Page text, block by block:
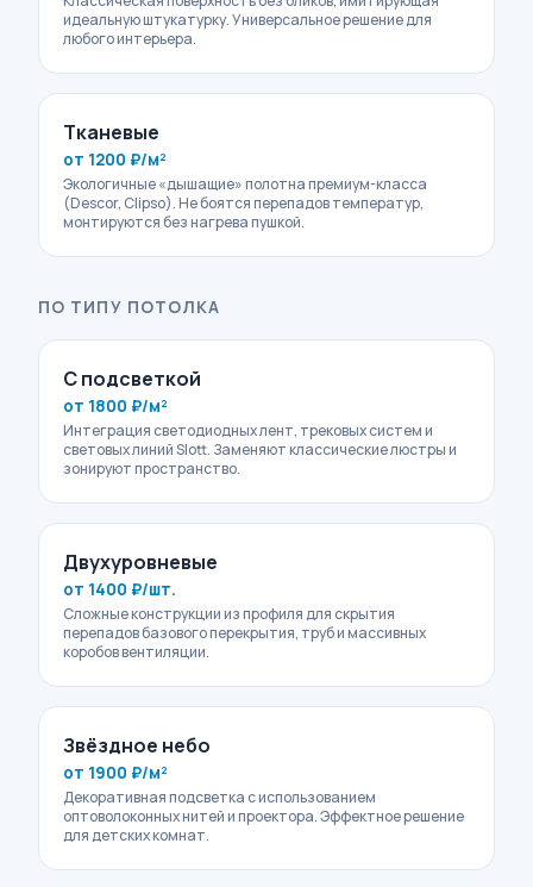
идеальную штукатурку. Универсальное решение для
любого интерьера.
Тканевые
от 1200 ₽/м²
Экологичные «дышащие» полотна премиум-класса
(Descor, Clipso). Не боятся перепадов температур,
монтируются без нагрева пушкой.
ПО ТИПУ ПОТОЛКА
С подсветкой
от 1800 ₽/м²
Интеграция светодиодных лент, трековых систем и
световых линий Slott. Заменяют классические люстры и
зонируют пространство.
Двухуровневые
от 1400 ₽/шт.
Сложные конструкции из профиля для скрытия
перепадов базового перекрытия, труб и массивных
коробов вентиляции.
Звёздное небо
от 1900 ₽/м²
Декоративная подсветка с использованием
оптоволоконных нитей и проектора. Эффектное решение
для детских комнат.